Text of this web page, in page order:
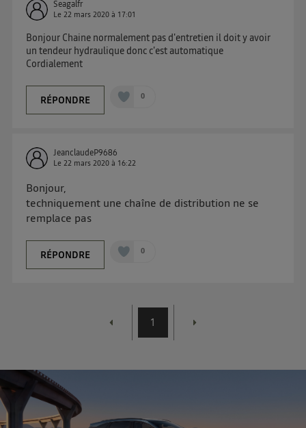
Seagalfr
Le22 mars 2020 à 17:01
Bonjour Chaine normalement pas d'entretien il doit y avoir
un tendeur hydraulique donc c'est automatique
Cordialement
RÉPONDRE 0
JeanclaudeP9686
Le22 mars 2020 à 16:22
Bonjour,
techniquement une chaîne de distribution ne se
remplace pas
RÉPONDRE 0
1